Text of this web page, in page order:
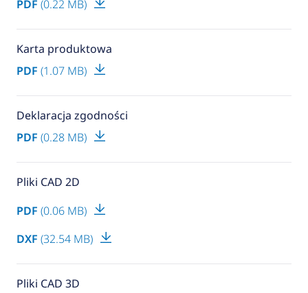
PDF (0.22 MB)
Karta produktowa
PDF (1.07 MB)
Deklaracja zgodności
PDF (0.28 MB)
Pliki CAD 2D
PDF (0.06 MB)
DXF (32.54 MB)
Pliki CAD 3D